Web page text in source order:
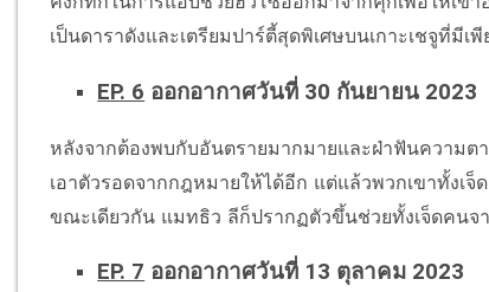
เป็นดาราดังและเตรียมปาร์ตี้สุดพิเศษบนเกาะเชจูที่มี
EP. 6 ออกอากาศวันที่ 30 กันยายน 2023
หลังจากต้องพบกับอันตรายมากมายและฝ่าฟันความต
เอาตัวรอดจากกฎหมายให้ได้อีก แต่แล้วพวกเขาทั้ง
ขณะเดียวกัน แมทธิว ลีก็ปรากฏตัวขึ้นช่วยทั้งเจ็ดคนจ
EP. 7 ออกอากาศวันที่ 13 ตุลาคม 2023